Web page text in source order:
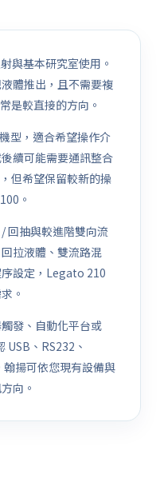
與基本研究室使用。
體推出，且不需要複
是較直接的方向。
型，適合希望操作介
續可能需要通訊整合
但希望保留較新的操
。
回抽與較進階雙向流
拉液體、雙流路混
設定，Legato 210
。
發、自動化平台或
USB、RS232、
揚可依您現有設備與
向。